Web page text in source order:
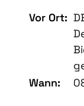
Vor Ort:
Wann: